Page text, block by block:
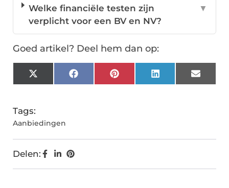
Welke financiële testen zijn
verplicht voor een BV en NV?
▼
Goed artikel? Deel hem dan op:
X
(Twitter)
FacebookPinterestLinkedInEmail
Tags:
Aanbiedingen
Delen: